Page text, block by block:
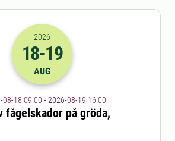
2026-18-08 07:00
2026
18-19
AUG
08-18 09.00 - 2026-08-19 16.00
fågelskador på gröda,